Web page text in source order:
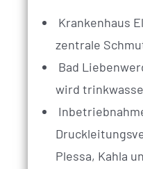
Krankenhaus
zentrale
Bad
wird
Plessa, Kahla